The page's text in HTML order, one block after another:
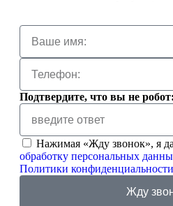
Подтвердите, что вы не
Нажимая «Жду звонок», я
обработку персональных
Политики конфиденциальности
Жду